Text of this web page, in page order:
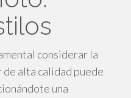
considerar la
alta calidad puede
una